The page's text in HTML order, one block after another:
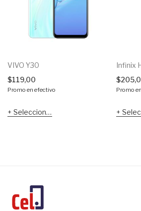
VIVO Y30
$119,00
Promo en efectivo
Seleccionar opciones
Infinix
$
Promo